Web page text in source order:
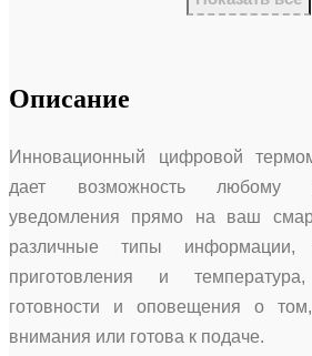
Описание
Инновационный цифровой
дает возможность любому
уведомления прямо на ваш
различные типы
приготовления и
готовности и оповещения о
внимания или готова к подаче.